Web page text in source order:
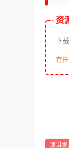
资
下
有
演讲发